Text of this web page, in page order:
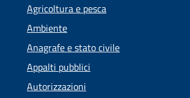
Agricoltura e pesca
Ambiente
Anagrafe e stato civile
Appalti pubblici
Autorizzazioni